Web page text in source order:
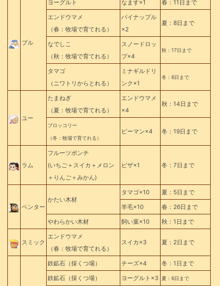
ブル
ヨーグルト なます×1
春：11日まで
エンドウマメ
（春：牧場で育てれる）
パイナップル
×2
夏：8日まで
なでしこ
（秋：牧場で育てれる）
スノードロッ
プ×4
秋：17日まで
タマゴ
（ニワトリからとれる）
ミナギルドリ
ンク×1
冬：6日まで
ユー
たまねぎ
（夏：牧場で育てれる）
エンドウマメ
×4
秋：14日まで
ブロッコリー
（冬：牧場で育てれる）
ピーマン×4 冬：19日まで
ラム
フルーツポンチ
(いちご＋スイカ＋メロン
＋りんご＋みかん)
ピザ×1 冬：7日まで
ペンター
かたい木材
タマゴ×10
夏：5日まで
羊毛×10
春：26日まで
やわらかい木材
飼い葉×10 秋：1日まで
スミック
エンドウマメ
（春：牧場で育てれる）
スイカ×3 夏：2日まで
鉄鉱石（採くつ場） チーズ×4
冬：1日まで
鉄鉱石（採くつ場）
ヨーグルト×3 夏：6日まで